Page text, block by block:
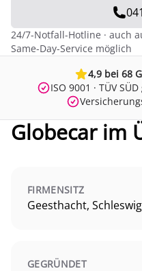
24/7-Notfall-Hotline · auch
Same-Day-Service möglich
4,9 bei 68
ISO 9001 · TÜV
Globecar im
FIRMENSITZ
Geesthacht,
GEGRÜNDET